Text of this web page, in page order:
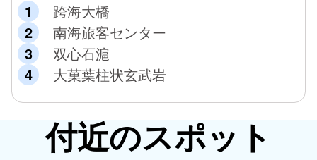
跨海大橋
南海旅客センター
双心石滬
大菓葉柱状玄武岩
付近のスポット